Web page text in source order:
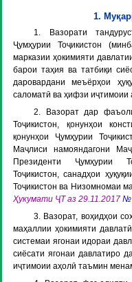
1.
1. Вазорати
Ҷумҳурии Тоҷикистон
марказии ҳокимияти
барои таҳия ва татбиқи
даровардани меъёрҳои
саломатӣ ва ҳифзи иҷтимоии
2. Вазорат дар
Тоҷикистон, қонунҳои
қонунҳои Ҷумҳурии
Маҷлиси намояндагони
Президенти Ҷумҳурии
Тоҷикистон, санадҳои
Тоҷикистон ва Низомномаи
Ҳукумати ҶТ аз 29.11.2017 №
3. Вазорат, воҳидҳои
маҳаллии ҳокимияти
системаи ягонаи идораи
сиёсати ягонаи давлатиро
иҷтимоии аҳолӣ таъмин